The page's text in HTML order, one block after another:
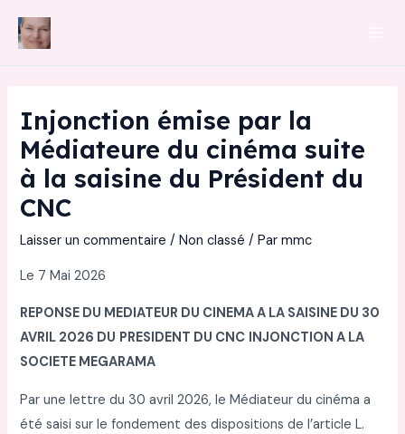
Injonction émise par la
Médiateure du cinéma suite
à la saisine du Président du
CNC
Laisser un commentaire /Non classé / Parmmc
Le 7 Mai 2026
REPONSE DU MEDIATEUR DU CINEMA A LA SAISINE DU 30
AVRIL 2026 DU PRESIDENT DU CNC INJONCTION A LA
SOCIETE MEGARAMA
Par une lettre du 30 avril 2026, le Médiateur du cinéma a
été saisi sur le fondement des dispositions de l’article L.